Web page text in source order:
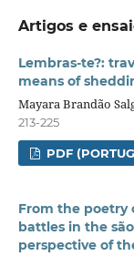
Artigos e
Lembras-te?:
means of
Mayara Brandão
213-225
PDF
From the poetry
battles in the
perspective of